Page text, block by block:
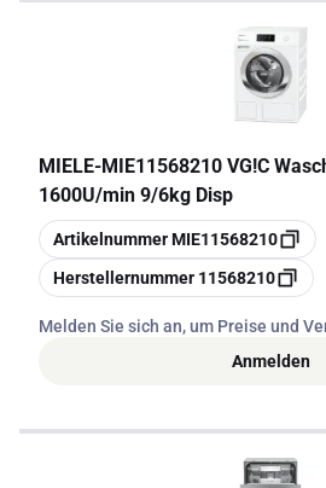
MIELE-MIE11568210 VG!C
1600U/min 9/6kg Disp
Kopieren
ArtikelnummerMIE11568210
Kopieren
Herstellernummer 11568210
Melden Sie sich an, um Preise und
Anmelden